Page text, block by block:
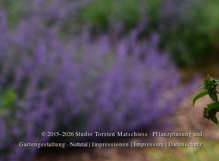
© 2015–2026Studio Torsten Matschiess ·Pflanzplanungund
Gartengestaltung · Nettetal|Impressionen |Impressum |Datenschutz